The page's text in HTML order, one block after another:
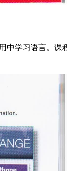
中学习语言。课